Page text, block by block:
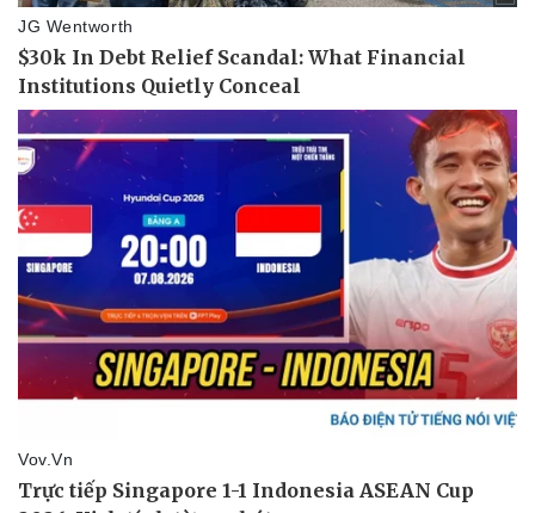
Pháp luật
Vụ án
Quân sự - Quốc phòng
Vũ khí
Việt Nam